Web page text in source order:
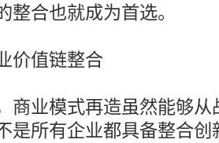
整合也就成为首选。
价值链整合
商业模式再造虽然能够
是所有企业都具备整合